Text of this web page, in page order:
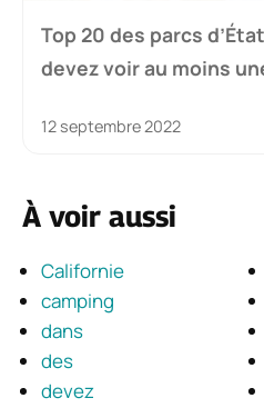
Top 20 des parcs
devez voir au moins
12 septembre 2022
À voir aussi
Californie
camping
dans
des
devez